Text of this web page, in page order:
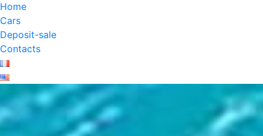
Home
Cars
Deposit-sale
Contacts